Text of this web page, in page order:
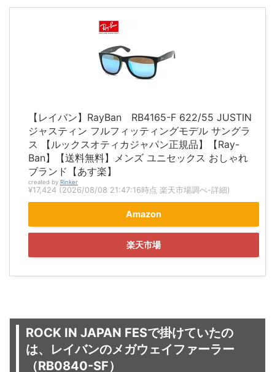
【レイバン】RayBan RB4165-F 622/55 JUSTIN
ジャスティン フルフィッティングモデル サングラ
ス 【ルックスオティカジャパン正規品】【Ray-
Ban】【送料無料】メンズ ユニセックス おしゃれ
ブランド【あす楽】
created by Rinker
¥17,424 (2026/08/08 21:47:16時点 楽天市場調べ-詳細)
Amazon
楽天市場
ROCK IN JAPAN FESで掛けていたの
は、レイバンのメガウェイファーラー
（RB0840-SF）